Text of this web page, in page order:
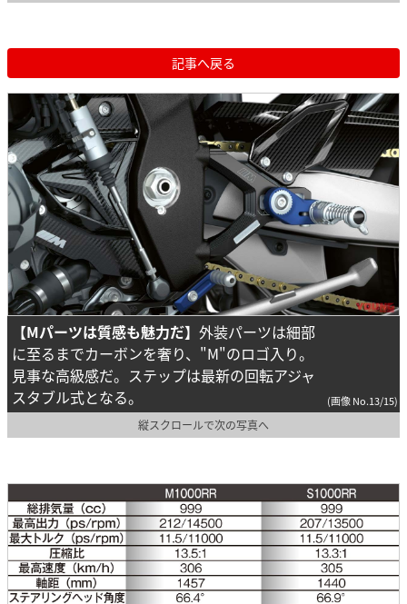
記事へ戻る
【Mパーツは質感も魅力だ】 外装パーツは細部
に至るまでカーボンを奢り、"M"のロゴ入り。
見事な高級感だ。ステップは最新の回転アジャ
スタブル式となる。
(画像 No.13/15)
縦スクロールで次の写真へ